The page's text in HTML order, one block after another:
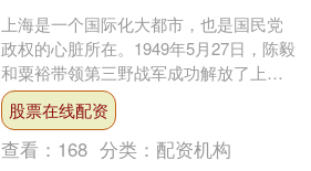
上海是一个国际化大都市，也是国民党
政权的心脏所在。1949年5月27日，陈毅
和粟裕带领第三野战军成功解放了上
海。 展开剩余80% 抗日战争爆发后，李
白被派往敌占....
股票在线配资
查看： 168 分类： 配资机构